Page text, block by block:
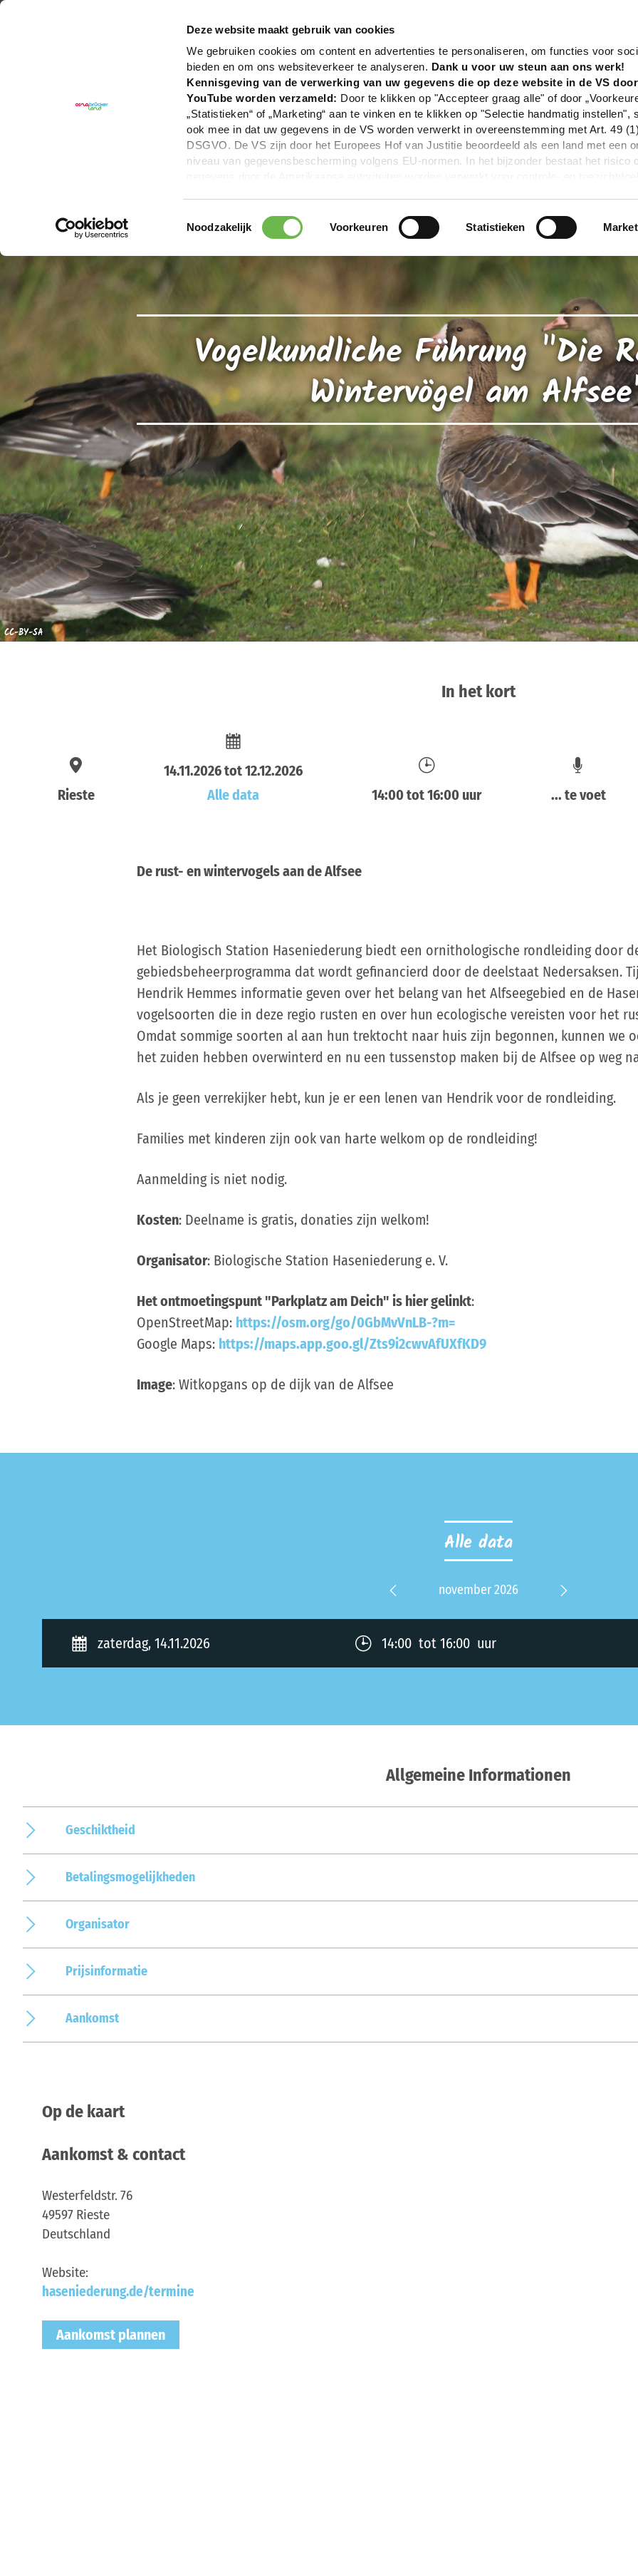
Deze website maakt gebruik van cookies
We gebruiken cookies om content en advertenties te personaliseren, om functies voor
bieden en om ons websiteverkeer te analyseren. Dank u voor uw steun aan ons werk!
Kennisgeving van de verwerking van uw gegevens die op deze website in de VS
YouTube worden verzameld: Door te klikken op "Accepteer graag alle" of door
„Statistieken“ of „Marketing“ aan te vinken en te klikken op "Selectie handmatig instellen",
ook mee in dat uw gegevens in de VS worden verwerkt in overeenstemming met Art. 49
DSGVO. De VS zijn door het Europees Hof van Justitie beoordeeld als een land met een
niveau van gegevensbescherming volgens EU-normen. In het bijzonder bestaat het risico
overdracht niet plaatsvinden. Voor meer informatie, zie onze privacyverklaring.
We geven u hier graag meer gedetailleerde informatie:
|Impressum
Toestemmingsselectie
Noodzakelijk Voorkeuren Statistieken
Vogelkundliche Führung "Die
Wintervögel am
CC-BY-SA
In het kort
Rieste
14.11.2026 tot 12.12.2026
Alle data
14:00 tot 16:00 uur ... te voet
De rust- en wintervogels aan de Alfsee
Het Biologisch Station Haseniederung biedt een ornithologische rondleiding door
gebiedsbeheerprogramma dat wordt gefinancierd door de deelstaat Nedersaksen.
Hendrik Hemmes informatie geven over het belang van het Alfseegebied en de
vogelsoorten die in deze regio rusten en over hun ecologische vereisten voor het
Omdat sommige soorten al aan hun trektocht naar huis zijn begonnen, kunnen we
het zuiden hebben overwinterd en nu een tussenstop maken bij de Alfsee op weg
Als je geen verrekijker hebt, kun je er een lenen van Hendrik voor de rondleiding.
Families met kinderen zijn ook van harte welkom op de rondleiding!
Aanmelding is niet nodig.
Kosten: Deelname is gratis, donaties zijn welkom!
Organisator: Biologische Station Haseniederung e. V.
Het ontmoetingspunt "Parkplatz am Deich" is hier gelinkt:
OpenStreetMap: https://osm.org/go/0GbMvVnLB-?m=
Google Maps: https://maps.app.goo.gl/Zts9i2cwvAfUXfKD9
Image: Witkopgans op de dijk van de Alfsee
Alle data
november 2026
zaterdag, 14.11.2026 14:00 tot 16:00 uur
Allgemeine Informationen
Geschiktheid
Betalingsmogelijkheden
Organisator
Prijsinformatie
Aankomst
Op de kaart
Aankomst & contact
Westerfeldstr. 76
49597 Rieste
Deutschland
Website:
haseniederung.de/termine
Aankomst plannen